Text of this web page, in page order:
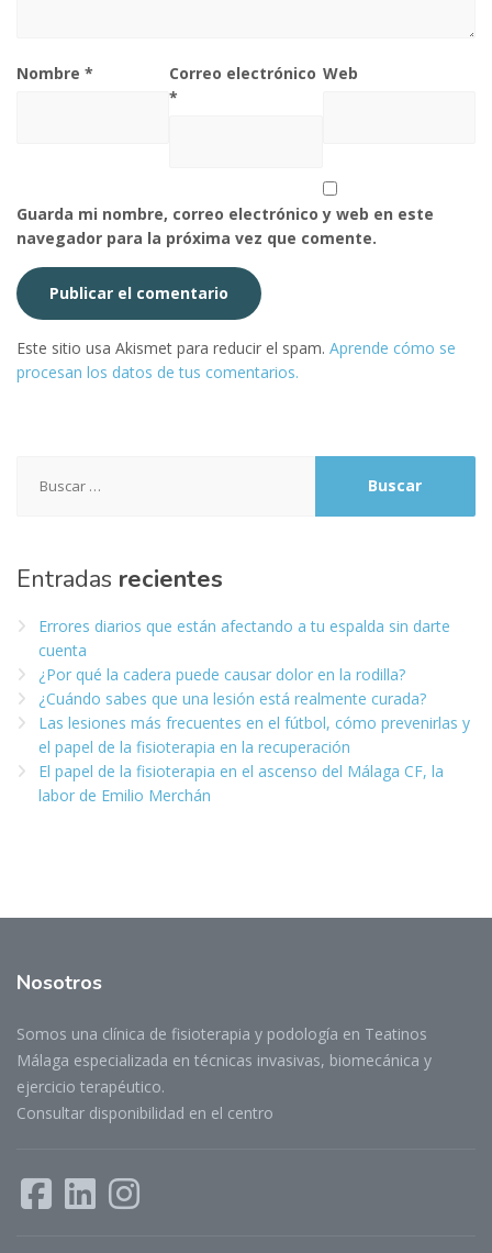
Nombre *
Correo electrónico
*
Web
Guarda mi nombre, correo electrónico y web en este
navegador para la próxima vez que comente.
Este sitio usa Akismet para reducir el spam. Aprende cómo se
procesan los datos de tus comentarios.
Entradas recientes
Errores diarios que están afectando a tu espalda sin darte
cuenta
¿Por qué la cadera puede causar dolor en la rodilla?
¿Cuándo sabes que una lesión está realmente curada?
Las lesiones más frecuentes en el fútbol, cómo prevenirlas y
el papel de la fisioterapia en la recuperación
El papel de la fisioterapia en el ascenso del Málaga CF, la
labor de Emilio Merchán
Nosotros
Somos una clínica de fisioterapia y podología en Teatinos
Málaga especializada en técnicas invasivas, biomecánica y
ejercicio terapéutico.
Consultar disponibilidad en el centro